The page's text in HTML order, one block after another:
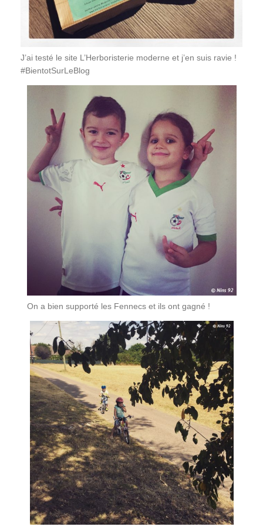
J’ai testé le site L’Herboristerie moderne et j’en suis ravie !
#BientotSurLeBlog
On a bien supporté les Fennecs et ils ont gagné !